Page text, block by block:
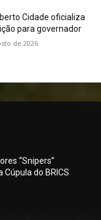
Cidade oficializa
para governador
de 2026
“Snipers”
do BRICS